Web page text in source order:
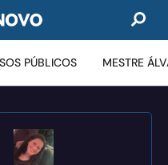
PÚBLICOS MESTRE